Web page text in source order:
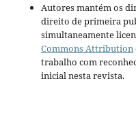
Autores mantém os
direito de primeira
simultaneamente
Commons Attribution
trabalho com
inicial nesta revista.